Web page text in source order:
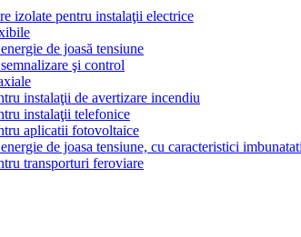
izolate pentru instalaţii electrice
de joasă tensiune
şi control
instalaţii de avertizare incendiu
instalaţii telefonice
aplicatii fotovoltaice
de joasa tensiune, cu caracteristici
transporturi feroviare